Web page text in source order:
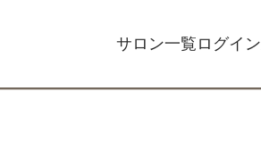
サロン一覧 ログイン